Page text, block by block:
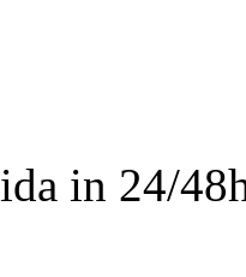
in 24/